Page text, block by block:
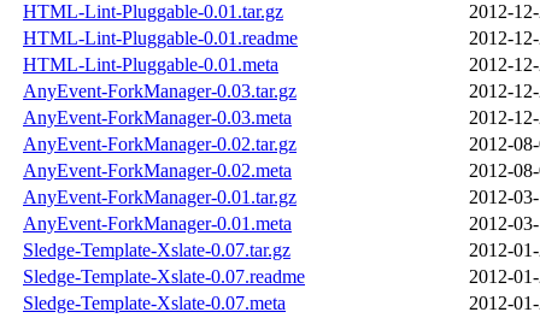
HTML-Lint-Pluggable-0.01.tar.gz
2012-
HTML-Lint-Pluggable-0.01.readme
2012-
HTML-Lint-Pluggable-0.01.meta
2012-
AnyEvent-ForkManager-0.03.tar.gz
2012-
AnyEvent-ForkManager-0.03.meta
2012-
AnyEvent-ForkManager-0.02.tar.gz
2012-
AnyEvent-ForkManager-0.02.meta
2012-
AnyEvent-ForkManager-0.01.tar.gz
2012-
AnyEvent-ForkManager-0.01.meta
2012-
Sledge-Template-Xslate-0.07.tar.gz
2012-
Sledge-Template-Xslate-0.07.readme
2012-
Sledge-Template-Xslate-0.07.meta
2012-